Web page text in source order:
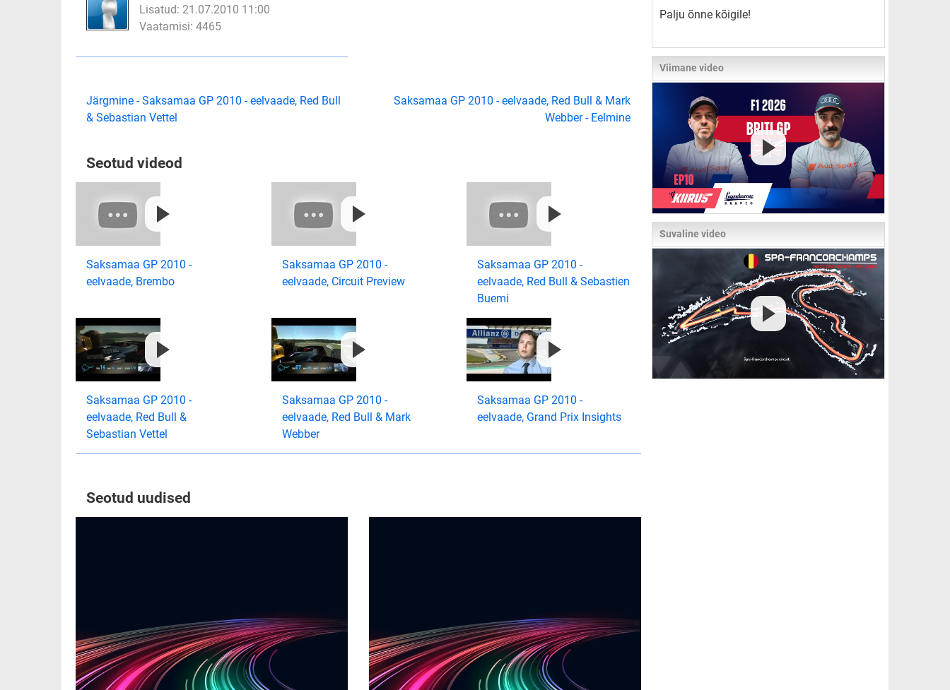
Lisatud: 21.07.2010 11:00
Vaatamisi: 4465
Järgmine - Saksamaa GP 2010 - eelvaade, Red Bull
& Sebastian Vettel
Saksamaa GP 2010 - eelvaade, Red Bull & Mark
Webber - Eelmine
Seotud videod
Saksamaa GP 2010 -
eelvaade, Brembo
Saksamaa GP 2010 -
eelvaade, Circuit Preview
Saksamaa GP 2010 -
eelvaade, Red Bull & Sebastien
Buemi
Saksamaa GP 2010 -
eelvaade, Red Bull &
Sebastian Vettel
Saksamaa GP 2010 -
eelvaade, Red Bull & Mark
Webber
Saksamaa GP 2010 -
eelvaade, Grand Prix Insights
Seotud uudised
Palju õnne kõigile!
Viimane video
Suvaline video